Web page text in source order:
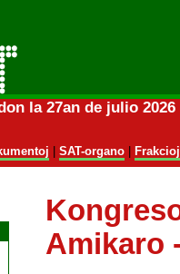
la 27an de julio
SAT-organo| Frakcioj
Amikaro